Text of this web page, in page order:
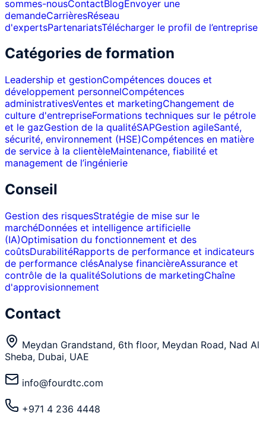
sommes-nousContactBlogEnvoyer une
demandeCarrièresRéseau
d'expertsPartenariatsTélécharger le profil de l’entreprise
Catégories de formation
Leadership et gestionCompétences douces et
développement personnelCompétences
administrativesVentes et marketingChangement de
culture d'entrepriseFormations techniques sur le pétrole
et le gazGestion de la qualitéSAPGestion agileSanté,
sécurité, environnement (HSE)Compétences en matière
de service à la clientèleMaintenance, fiabilité et
management de l’ingénierie
Conseil
Gestion des risquesStratégie de mise sur le
marchéDonnées et intelligence artificielle
(IA)Optimisation du fonctionnement et des
coûtsDurabilitéRapports de performance et indicateurs
de performance clésAnalyse financièreAssurance et
contrôle de la qualitéSolutions de marketingChaîne
d'approvisionnement
Contact
Meydan Grandstand, 6th floor, Meydan Road, Nad Al
Sheba, Dubai, UAE
info@fourdtc.com
+971 4 236 4448